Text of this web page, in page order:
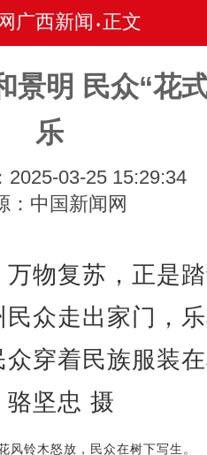
广西新闻 • 正文
景明 民众“花
乐
2025-03-25 15:29:34
：中国新闻网
物复苏，正是
众走出家门，
众穿着民族服装
骆坚忠 摄